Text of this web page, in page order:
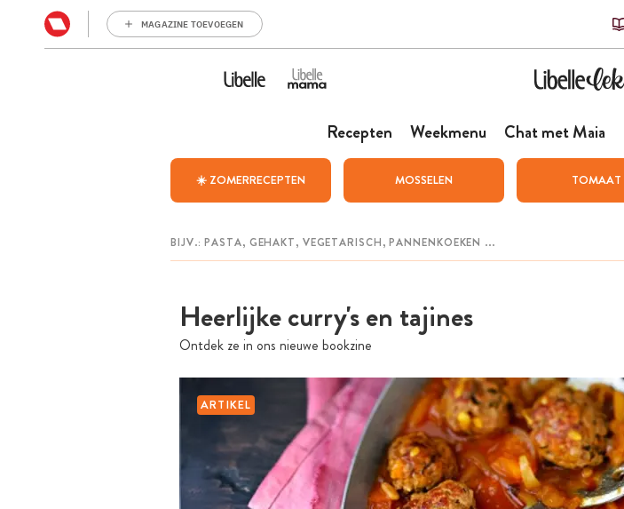
MAGAZINE TOEVOEGEN
Recepten Weekmenu Chat met Maia
☀️ ZOMERRECEPTEN MOSSELEN TOMAAT
Heerlijke curry's en tajines
Ontdek ze in ons nieuwe bookzine
ARTIKEL